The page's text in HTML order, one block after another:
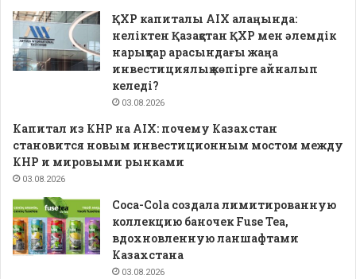
ҚХР капиталы AIX алаңында:
неліктен Қазақстан ҚХР мен әлемдік
нарықтар арасындағы жаңа
инвестициялық көпірге айналып
келеді?
03.08.2026
Капитал из КНР на AIX: почему Казахстан
становится новым инвестиционным мостом между
КНР и мировыми рынками
03.08.2026
Coca-Cola создала лимитированную
коллекцию баночек Fuse Tea,
вдохновленную ланшафтами
Казахстана
03.08.2026